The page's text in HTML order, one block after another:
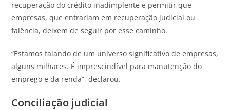
recuperação do crédito inadimplente e permitir que
empresas, que entrariam em recuperação judicial ou
falência, deixem de seguir por esse caminho.
“Estamos falando de um universo significativo de empresas,
alguns milhares. É imprescindível para manutenção do
emprego e da renda”, declarou.
Conciliação judicial